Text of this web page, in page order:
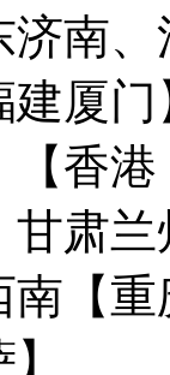
南
建厦门
【香
肃
南【